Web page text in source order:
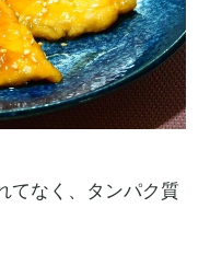
てなく、タンパク質